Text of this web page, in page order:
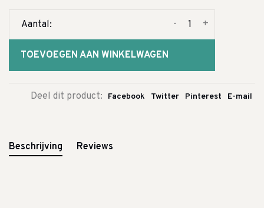
Aantal: +
-
TOEVOEGEN AAN WINKELWAGEN
Deel dit product: Facebook Twitter Pinterest E-mail
Beschrijving Reviews